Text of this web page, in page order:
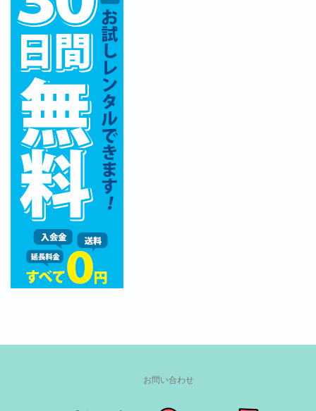
お問い合わせ